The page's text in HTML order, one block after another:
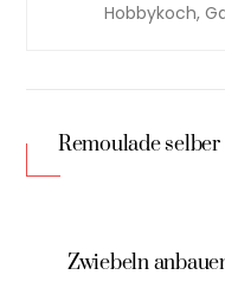
Hobbykoch,
Remoulade
Zwiebeln